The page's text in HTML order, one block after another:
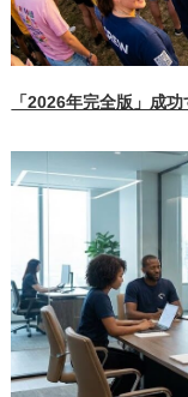
「2026年完全版」成